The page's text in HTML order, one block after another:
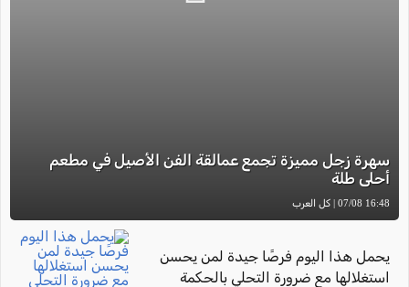
سهرة زجل مميزة تجمع عمالقة الفن الأصيل في مطعم
أحلى طلة
16:48 07/08 | كل العرب
يحمل هذا اليوم فرصًا جيدة لمن يحسن
استغلالها مع ضرورة التحلي بالحكمة